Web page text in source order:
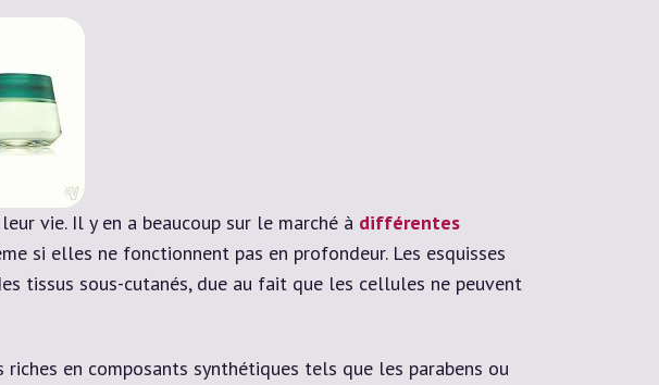
vie. Il y en a beaucoup sur le marché à différentes
si elles ne fonctionnent pas en profondeur. Les esquisses
tissus sous-cutanés, due au fait que les cellules ne peuvent
en composants synthétiques tels que les parabens ou